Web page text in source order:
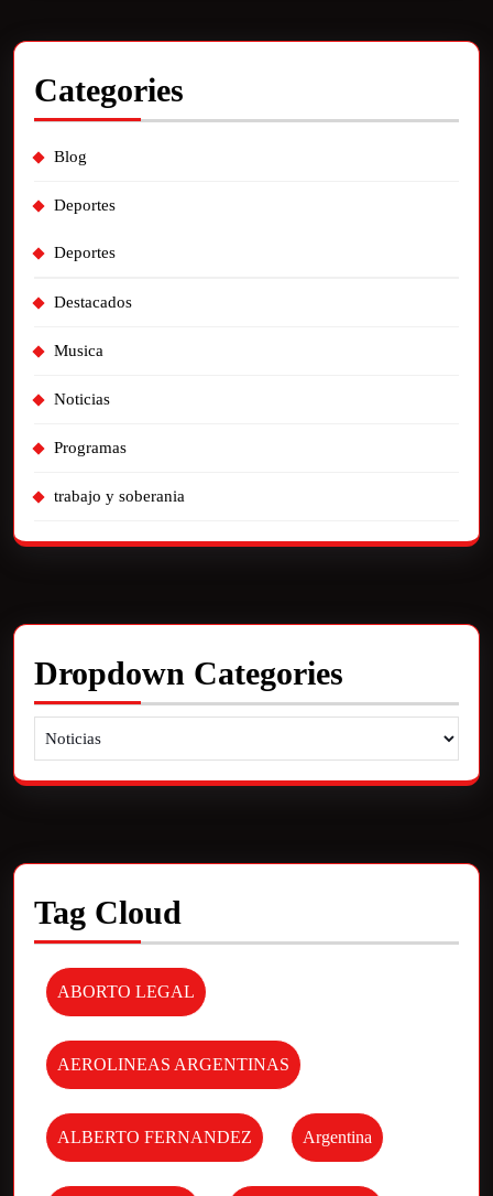
Categories
Blog
Deportes
Deportes
Destacados
Musica
Noticias
Programas
trabajo y soberania
Dropdown Categories
Tag Cloud
ABORTO LEGAL
AEROLINEAS ARGENTINAS
ALBERTO FERNANDEZ Argentina